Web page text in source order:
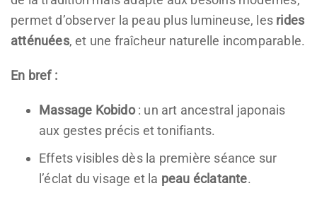
permet d’observer la peau plus lumineuse, les rides
atténuées, et une fraîcheur naturelle incomparable.
En bref :
Massage Kobido: un art ancestral japonais
aux gestes précis et tonifiants.
Effets visibles dès la première séance sur
l’éclat du visage et la peau éclatante.